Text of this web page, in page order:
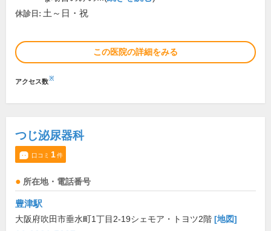
休診日: 土～日・祝
この医院の詳細をみる
アクセス数※
つじ泌尿器科
口コミ 1件
所在地・電話番号
豊津駅
大阪府吹田市垂水町1丁目2-19シェモア・トヨツ2階 [地図]